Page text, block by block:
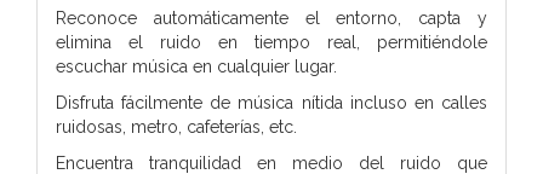
Reconoce automáticamente el entorno, capta y
elimina el ruido en tiempo real, permitiéndole
escuchar música en cualquier lugar.
Disfruta fácilmente de música nítida incluso en calles
ruidosas, metro, cafeterías, etc.
Encuentra tranquilidad en medio del ruido que